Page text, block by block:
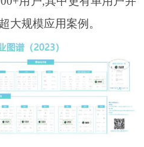
大规模应用案例。